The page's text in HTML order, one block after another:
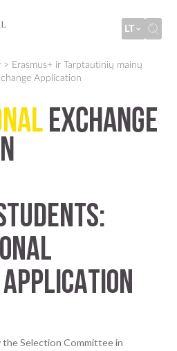
LT
> Erasmus+ ir Tarptautinių mainų
Application
Exchange